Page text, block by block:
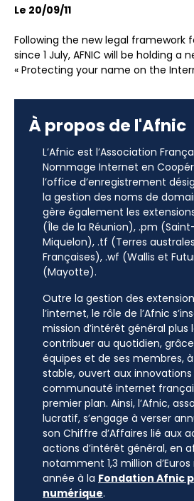
Le 20/09/11
Following the new legal framework
since 1 July, AFNIC will be holding a
« Protecting your name on the
À propos de l'Afnic
L’Afnic est l’Association
Nommage Internet en
l’office d’enregistrement
la gestion des noms de
gère également les
(Île de la Réunion), .pm
Miquelon), .tf (Terres
Françaises), .wf (Wallis et
(Mayotte).
Outre la gestion des
l’internet, le rôle de l’Afnic
mission d’intérêt général plus
contribuer au quotidien,
équipes et de ses membres,
stable, ouvert aux
communauté internet
premier plan. Ainsi, l’Afnic,
lucratif, s’engage à verser
son Chiffre d’Affaires lié aux
actions d’intérêt général, en
notamment 1,3 million
année à la Fondation Afnic
numérique.